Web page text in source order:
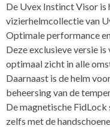
De Uvex Instinct Visor
vizierhelmcollectie van
Optimale performance
Deze exclusieve versie
optimaal zicht in alle
Daarnaast is de helm
beheersing van de
De magnetische
zelfs met de